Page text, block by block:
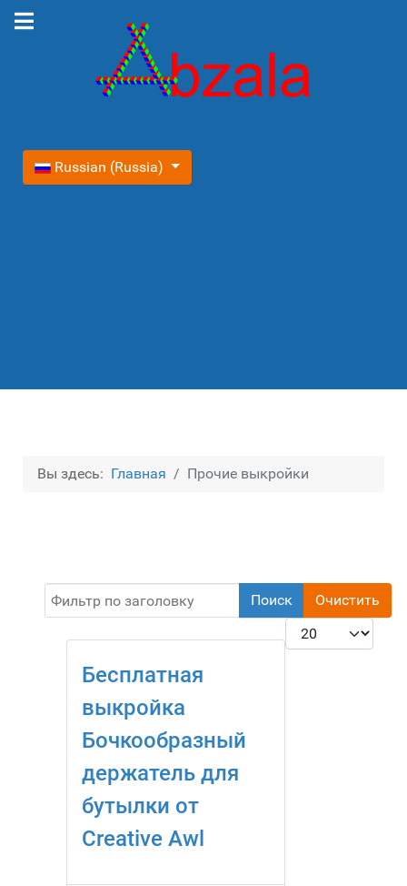
Выберите язык
Russian (Russia)
Вы здесь: Главная Прочие выкройки
Фильтр по заголовку Поиск
Очистить
Кол-во строк:
Бесплатная
выкройка
Бочкообразный
держатель для
бутылки от
Creative Awl